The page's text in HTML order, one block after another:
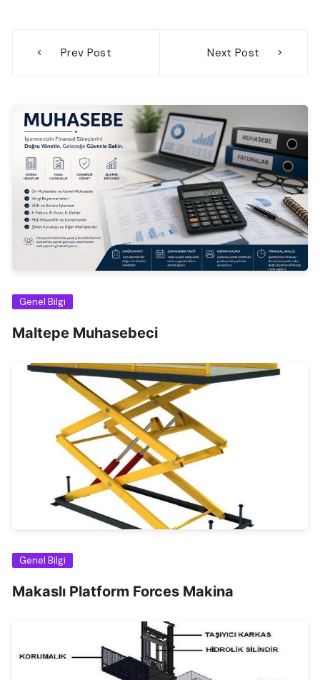
gezinmesi
Prev Post Next Post
Genel Bilgi
Maltepe Muhasebeci
Genel Bilgi
Makaslı Platform Forces Makina